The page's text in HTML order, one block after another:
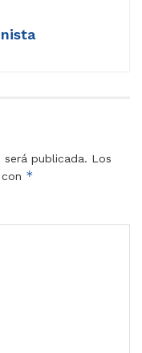
publicada. Los
*